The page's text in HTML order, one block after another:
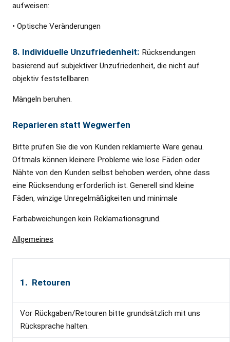
aufweisen:
• Optische Veränderungen
8. Individuelle Unzufriedenheit: Rücksendungen
basierend auf subjektiver Unzufriedenheit, die nicht auf
objektiv feststellbaren
Mängeln beruhen.
Reparieren statt Wegwerfen
Bitte prüfen Sie die von Kunden reklamierte Ware genau.
Oftmals können kleinere Probleme wie lose Fäden oder
Nähte von den Kunden selbst behoben werden, ohne dass
eine Rücksendung erforderlich ist. Generell sind kleine
Fäden, winzige Unregelmäßigkeiten und minimale
Farbabweichungen kein Reklamationsgrund.
Allgemeines
1. Retouren
Vor Rückgaben/Retouren bitte grundsätzlich mit uns
Rücksprache halten.